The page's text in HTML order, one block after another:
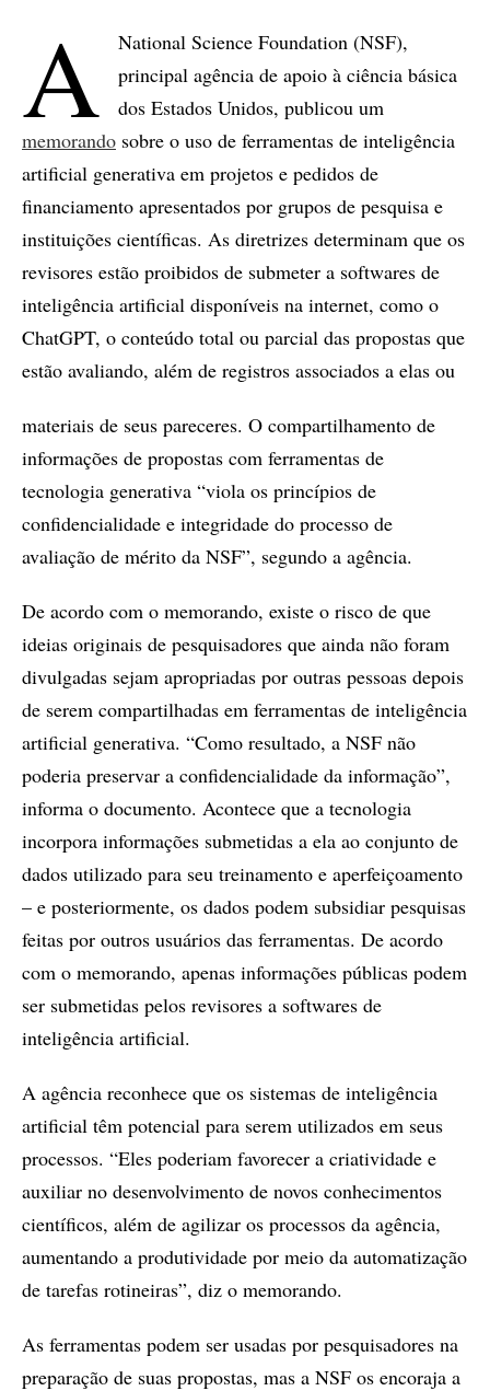
A
National Science Foundation (NSF),
principal agência de apoio à ciência básica
dos Estados Unidos, publicou um
memorando sobre o uso de ferramentas de inteligência
artificial generativa em projetos e pedidos de
financiamento apresentados por grupos de pesquisa e
instituições científicas. As diretrizes determinam que os
revisores estão proibidos de submeter a softwares de
inteligência artificial disponíveis na internet, como o
ChatGPT, o conteúdo total ou parcial das propostas que
estão avaliando, além de registros associados a elas ou
materiais de seus pareceres. O compartilhamento de
informações de propostas com ferramentas de
tecnologia generativa “viola os princípios de
confidencialidade e integridade do processo de
avaliação de mérito da NSF”, segundo a agência.
De acordo com o memorando, existe o risco de que
ideias originais de pesquisadores que ainda não foram
divulgadas sejam apropriadas por outras pessoas depois
de serem compartilhadas em ferramentas de inteligência
artificial generativa. “Como resultado, a NSF não
poderia preservar a confidencialidade da informação”,
informa o documento. Acontece que a tecnologia
incorpora informações submetidas a ela ao conjunto de
dados utilizado para seu treinamento e aperfeiçoamento
– e posteriormente, os dados podem subsidiar pesquisas
feitas por outros usuários das ferramentas. De acordo
com o memorando, apenas informações públicas podem
ser submetidas pelos revisores a softwares de
inteligência artificial.
A agência reconhece que os sistemas de inteligência
artificial têm potencial para serem utilizados em seus
processos. “Eles poderiam favorecer a criatividade e
auxiliar no desenvolvimento de novos conhecimentos
científicos, além de agilizar os processos da agência,
aumentando a produtividade por meio da automatização
de tarefas rotineiras”, diz o memorando.
As ferramentas podem ser usadas por pesquisadores na
preparação de suas propostas, mas a NSF os encoraja a